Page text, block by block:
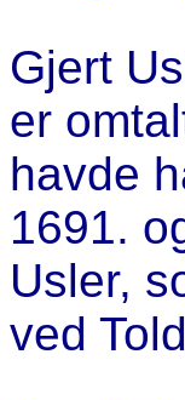
Gjert
er
havde
1691.
Usler,
ved